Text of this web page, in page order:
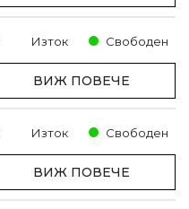
Изток Свободен
ВИЖ ПОВЕЧЕ
Изток Свободен
ВИЖ ПОВЕЧЕ